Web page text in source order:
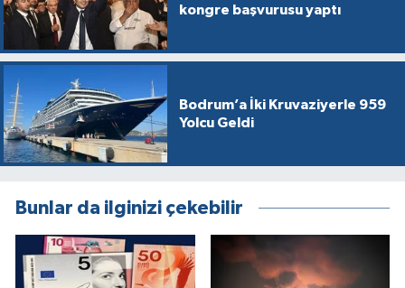
kongre başvurusu yaptı
Bodrum’a İki Kruvaziyerle 959
Yolcu Geldi
Bunlar da ilginizi çekebilir